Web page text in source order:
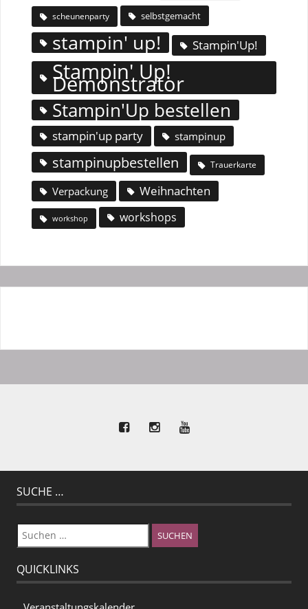
scheunenparty selbstgemacht
stampin' up! Stampin'Up!
Stampin' Up!
Demonstrator
Stampin'Up bestellen
stampin'up party stampinup
stampinupbestellen Trauerkarte
Verpackung Weihnachten
workshop workshops
SUCHE …
Suchen
nach:
QUICKLINKS